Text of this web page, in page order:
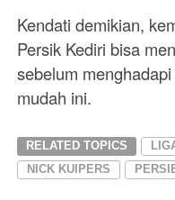
Kendati demikian,
Persik Kediri bisa
sebelum
mudah ini.
RELATED TOPICS
NICK KUIPERS